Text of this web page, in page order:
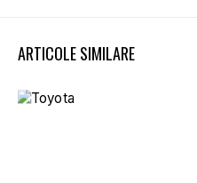
ARTICOLE SIMILARE